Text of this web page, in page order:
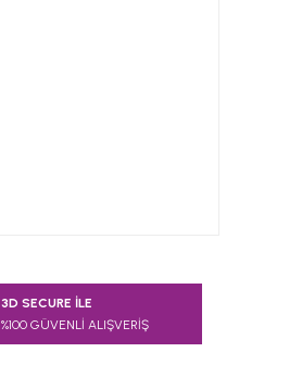
3D SECURE İLE
%100 GÜVENLİ ALIŞVERİŞ